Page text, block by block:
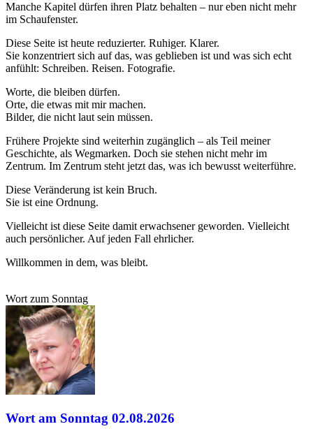
Manche Kapitel dürfen ihren Platz behalten – nur eben nicht mehr
im Schaufenster.
Diese Seite ist heute reduzierter. Ruhiger. Klarer.
Sie konzentriert sich auf das, was geblieben ist und was sich echt
anfühlt: Schreiben. Reisen. Fotografie.
Worte, die bleiben dürfen.
Orte, die etwas mit mir machen.
Bilder, die nicht laut sein müssen.
Frühere Projekte sind weiterhin zugänglich – als Teil meiner
Geschichte, als Wegmarken. Doch sie stehen nicht mehr im
Zentrum. Im Zentrum steht jetzt das, was ich bewusst weiterführe.
Diese Veränderung ist kein Bruch.
Sie ist eine Ordnung.
Vielleicht ist diese Seite damit erwachsener geworden. Vielleicht
auch persönlicher. Auf jeden Fall ehrlicher.
Willkommen in dem, was bleibt.
Wort zum Sonntag
Wort am Sonntag 02.08.2026